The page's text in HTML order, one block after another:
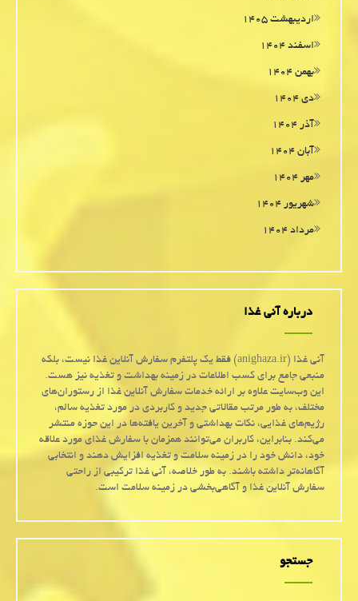
اردیبهشت ۱۴۰۵
اسفند ۱۴۰۴
بهمن ۱۴۰۴
دی ۱۴۰۴
آذر ۱۴۰۴
آبان ۱۴۰۴
مهر ۱۴۰۴
شهریور ۱۴۰۴
مرداد ۱۴۰۴
درباره آنی غذا
آنی غذا (anighaza.ir) فقط یک پلتفرم سفارش آنلاین غذا نیست، بلکه
منبعی جامع برای کسب اطلاعات در زمینه بهداشت و تغذیه نیز هست.
این وب‌سایت علاوه بر ارائه خدمات سفارش آنلاین غذا از رستوران‌های
مختلف، به طور مرتب مقالاتی جدید و کاربردی در مورد تغذیه سالم،
رژیم‌های غذایی، نکات بهداشتی و آخرین یافته‌ها در این حوزه منتشر
می‌کند. بنابراین، کاربران می‌توانند همزمان با سفارش غذای مورد علاقه
خود، دانش خود را در زمینه سلامت و تغذیه افزایش دهند و انتخابی
آگاهانه‌تر داشته باشند. به طور خلاصه، آنی غذا ترکیبی از راحتی
سفارش آنلاین غذا و آگاهی‌بخشی در زمینه سلامت است.
جستجو